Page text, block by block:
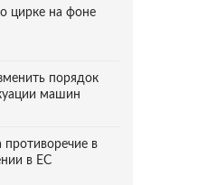
цирке на фоне
порядок
машин
противоречие в
в ЕС